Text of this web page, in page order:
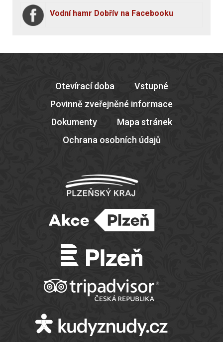
Vodní hamr Dobřív na Facebooku
Otevírací doba
Vstupné
Povinně zveřejněné informace
Dokumenty
Mapa stránek
Ochrana osobních údajů